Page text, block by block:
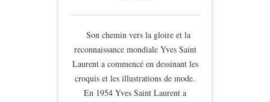
Son chemin vers la gloire et la
reconnaissance mondiale Yves Saint
Laurent a commencé en dessinant les
croquis et les illustrations de mode.
En 1954 Yves Saint Laurent a